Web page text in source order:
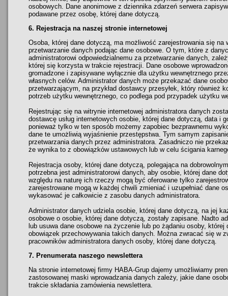
osobowych. Dane anonimowe z dziennika zdarzeń serwera
podawane przez osobę, której dane dotyczą.
6. Rejestracja na naszej stronie internetowej
Osoba, której dane dotyczą, ma możliwość zarejestrowania się na
przetwarzanie danych podając dane osobowe. O tym, które z
administratorowi odpowiedzialnemu za przetwarzanie danych,
której się korzysta w trakcie rejestracji. Dane osobowe
gromadzone i zapisywane wyłącznie dla użytku wewnętrznego
własnych celów. Administrator danych może przekazać dane
przetwarzającym, na przykład dostawcy przesyłek, który również
potrzeb użytku wewnętrznego, co podlega pod przypadek użytku
Rejestrując się na witrynie internetowej administratora danych
dostawcę usług internetowych osobie, której dane dotyczą, data i
ponieważ tylko w ten sposób możemy zapobiec bezprawnemu
dane te umożliwią wyjaśnienie przestępstwa. Tym samym
przetwarzania danych przez administratora. Zasadniczo nie
że wynika to z obowiązków ustawowych lub w celu ścigania
Rejestracja osoby, której dane dotyczą, polegająca na
potrzebna jest administratorowi danych, aby osobie, której dane
względu na naturę ich rzeczy mogą być oferowane tylko
zarejestrowane mogą w każdej chwili zmieniać i uzupełniać dane
wykasować je całkowicie z zasobu danych administratora.
Administrator danych udziela osobie, której dane dotyczą, na jej
osobowe o osobie, której dane dotyczą, zostały zapisane. Nadto
lub usuwa dane osobowe na życzenie lub po żądaniu osoby,
obowiązek przechowywania takich danych. Można zwracać się w
pracowników administratora danych osoby, której dane dotyczą.
7. Prenumerata naszego newslettera
Na stronie internetowej firmy HABA-Grup dajemy umożliwiamy
zastosowanej maski wprowadzania danych zależy, jakie dane
trakcie składania zamówienia newslettera.